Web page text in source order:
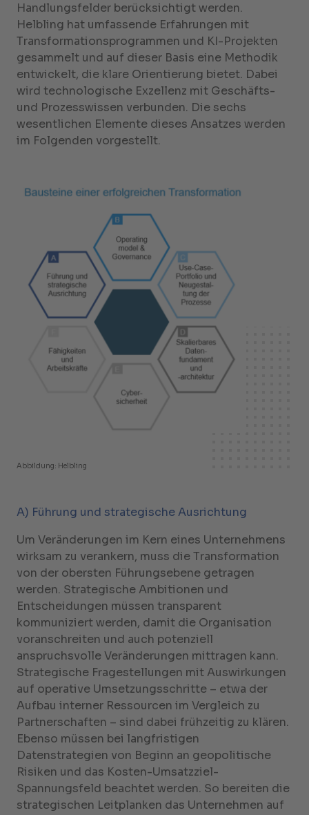
Handlungsfelder berücksichtigt werden.
Helbling hat umfassende Erfahrungen mit
Transformationsprogrammen und KI-Projekten
gesammelt und auf dieser Basis eine Methodik
entwickelt, die klare Orientierung bietet. Dabei
wird technologische Exzellenz mit Geschäfts-
und Prozesswissen verbunden. Die sechs
wesentlichen Elemente dieses Ansatzes werden
im Folgenden vorgestellt.
Abbildung: Helbling
A) Führung und strategische Ausrichtung
Um Veränderungen im Kern eines Unternehmens
wirksam zu verankern, muss die Transformation
von der obersten Führungsebene getragen
werden. Strategische Ambitionen und
Entscheidungen müssen transparent
kommuniziert werden, damit die Organisation
voranschreiten und auch potenziell
anspruchsvolle Veränderungen mittragen kann.
Strategische Fragestellungen mit Auswirkungen
auf operative Umsetzungsschritte – etwa der
Aufbau interner Ressourcen im Vergleich zu
Partnerschaften – sind dabei frühzeitig zu klären.
Ebenso müssen bei langfristigen
Datenstrategien von Beginn an geopolitische
Risiken und das Kosten-Umsatzziel-
Spannungsfeld beachtet werden. So bereiten die
strategischen Leitplanken das Unternehmen auf